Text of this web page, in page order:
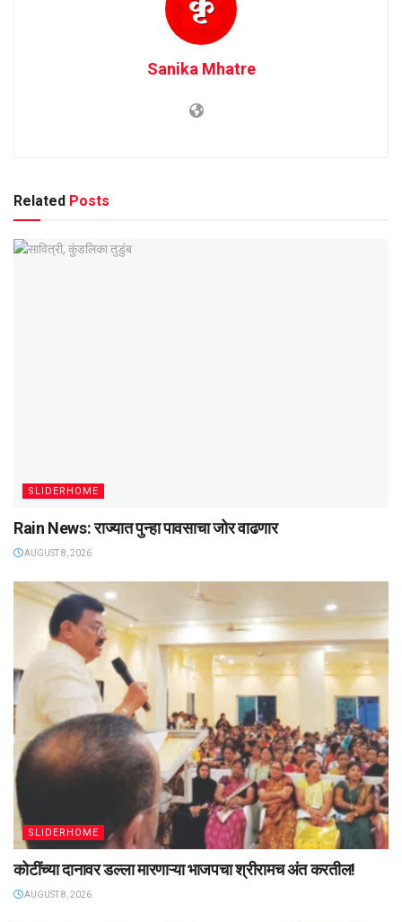
Sanika Mhatre
Related Posts
SLIDERHOME
Rain News: राज्यात पुन्हा पावसाचा जोर वाढणार
AUGUST 8, 2026
SLIDERHOME
कोटींच्या दानावर डल्ला मारणाऱ्या भाजपचा श्रीरामच अंत करतील!
AUGUST 8, 2026